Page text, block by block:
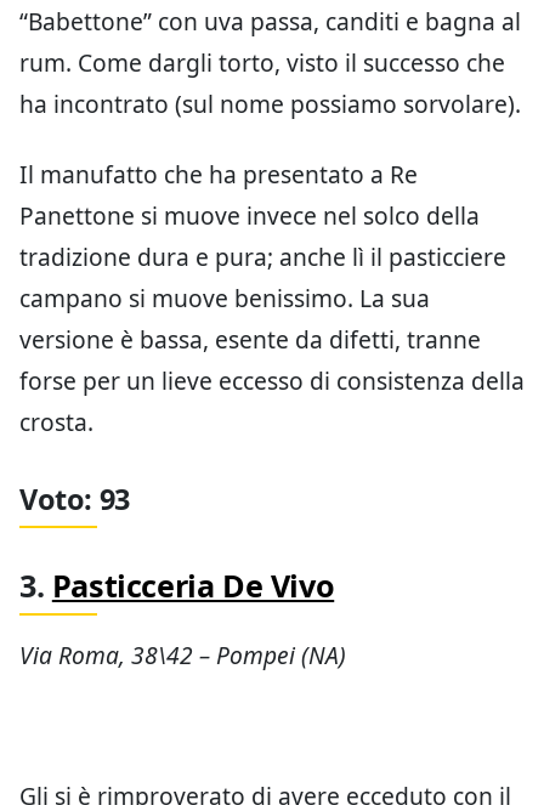
“Babettone” con uva passa, canditi e bagna al
rum. Come dargli torto, visto il successo che
ha incontrato (sul nome possiamo sorvolare).
Il manufatto che ha presentato a Re
Panettone si muove invece nel solco della
tradizione dura e pura; anche lì il pasticciere
campano si muove benissimo. La sua
versione è bassa, esente da difetti, tranne
forse per un lieve eccesso di consistenza della
crosta.
Voto: 93
3. Pasticceria De Vivo
Via Roma, 38\42 – Pompei (NA)